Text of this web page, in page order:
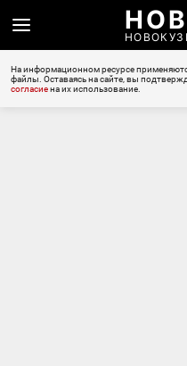
На информационном ресурсе
файлы. Оставаясь на сайте, вы
согласиена их использование.